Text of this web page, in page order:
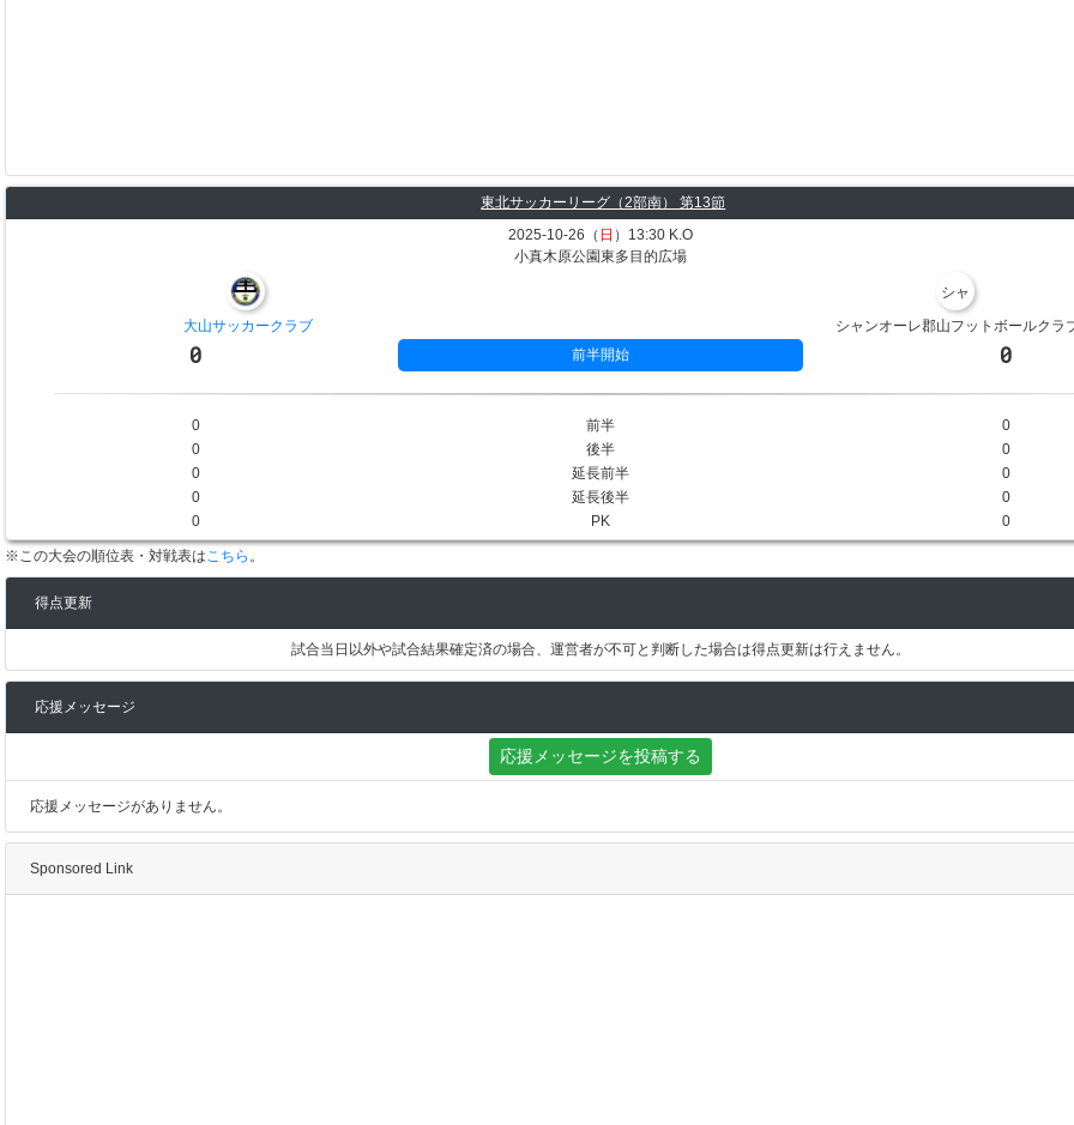
東北サッカーリーグ（2部南） 第13節
2025-10-26（ 日 ）13:30 K.O
小真木原公園東多目的広場
大山サッカークラブ
シャ
シャンオーレ郡山フットボールクラ
0 前半開始 0
0 前半
0
0
後半
0
0
延長前半
0
0
延長後半
0
0
PK 0
※この大会の順位表・対戦表はこちら 。
得点更新
試合当日以外や試合結果確定済の場合、運営者が不可と判断した場合は得点更新は行えません。
応援メッセージ
応援メッセージを投稿する
応援メッセージがありません。
Sponsored Link